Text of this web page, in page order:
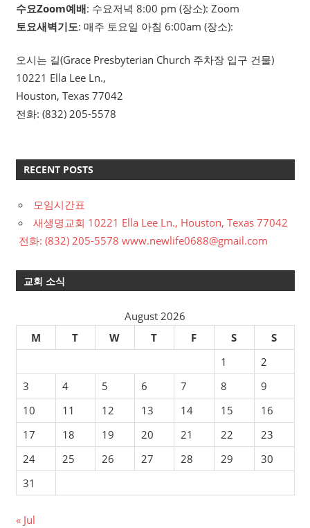
수요Zoom예배: 수요저녁 8:00 pm (장소): Zoom
토요새벽기도: 매주 토요일 아침 6:00am (장소):
오시는 길(Grace Presbyterian Church 주차장 입구 건물)
10221 Ella Lee Ln.,
Houston, Texas 77042
전화: (832) 205-5578
RECENT POSTS
모임시간표
새생명교회 10221 Ella Lee Ln., Houston, Texas 77042
전화: (832) 205-5578 www.newlife0688@gmail.com
교회 소식
August 2026
M
T W T F S
S
1
2
3
4 5 6 7 8
9
10
11 12 13 14 15
16
17
18 19 20 21 22
23
24
25 26 27 28 29
30
31
« Jul